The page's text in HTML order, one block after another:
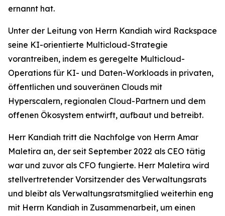
ernannt hat.
Unter der Leitung von Herrn Kandiah wird Rackspace
seine KI-orientierte Multicloud-Strategie
vorantreiben, indem es geregelte Multicloud-
Operations für KI- und Daten-Workloads in privaten,
öffentlichen und souveränen Clouds mit
Hyperscalern, regionalen Cloud-Partnern und dem
offenen Ökosystem entwirft, aufbaut und betreibt.
Herr Kandiah tritt die Nachfolge von Herrn Amar
Maletira an, der seit September 2022 als CEO tätig
war und zuvor als CFO fungierte. Herr Maletira wird
stellvertretender Vorsitzender des Verwaltungsrats
und bleibt als Verwaltungsratsmitglied weiterhin eng
mit Herrn Kandiah in Zusammenarbeit, um einen